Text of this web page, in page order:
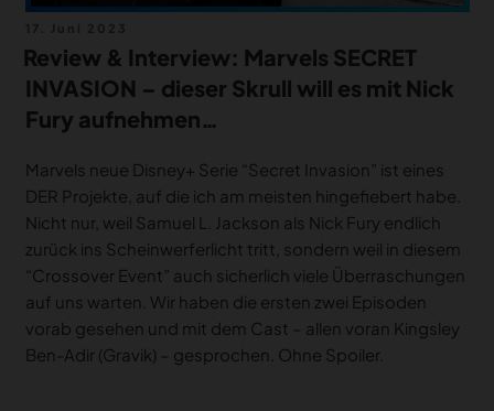
am
Review & Interview: Marvels SECRET
INVASION – dieser Skrull will es mit Nick
Fury aufnehmen…
Marvels neue Disney+ Serie “Secret Invasion” ist eines
DER Projekte, auf die ich am meisten hingefiebert habe.
Nicht nur, weil Samuel L. Jackson als Nick Fury endlich
zurück ins Scheinwerferlicht tritt, sondern weil in diesem
“Crossover Event” auch sicherlich viele Überraschungen
auf uns warten. Wir haben die ersten zwei Episoden
vorab gesehen und mit dem Cast – allen voran Kingsley
Ben-Adir (Gravik) – gesprochen. Ohne Spoiler.